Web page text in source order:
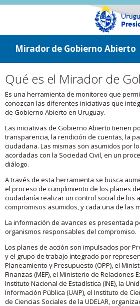
ir a contenido
ir al menú
Mirador de Gobierno Abierto
Qué es el Mirador de
Es una herramienta de monitoreo que
conozcan las diferentes iniciativas que
de Gobierno Abierto en Uruguay.
Las iniciativas de Gobierno Abierto tienen
transparencia, la rendición de cuentas, la
ciudadana. Las mismas son asumidos por
acordadas con la Sociedad Civil, en un
diálogo.
A través de esta herramienta se busca
el proceso de cumplimiento de los planes
ciudadanía realizar un control social de los
compromisos asumidos, y cada una de las
La información de avances es presentada
organismos responsables del compromiso.
Los planes de acción son impulsados por
y el grupo de trabajo integrado por
Planeamiento y Presupuesto (OPP), el
Finanzas (MEF), el Ministerio de Relaciones
Instituto Nacional de Estadística (INE), la
Información Pública (UAIP), el Instituto de
de Ciencias Sociales de la UDELAR,